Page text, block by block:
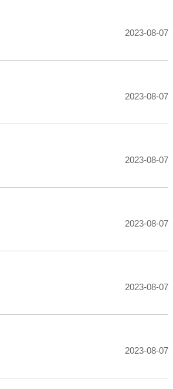
2023-08-07
2023-08-07
2023-08-07
2023-08-07
2023-08-07
2023-08-07